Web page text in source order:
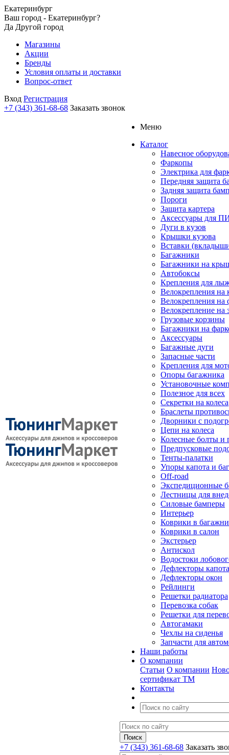
Екатеринбург
Ваш город - Екатеринбург?
Да Другой город
Магазины
Акции
Бренды
Условия оплаты и доставки
Вопрос-ответ
Вход Регистрация
+7 (343) 361-68-68 Заказать звонок
Меню
Каталог
Навесное
Фаркопы
Электрика для
Передняя защита
Задняя защита
Пороги
Защита картера
Аксессуары для
Дуги в кузов
Крышки кузова
Вставки
Багажники
Багажники на
Автобоксы
Крепления для
Велокрепления
Велокрепления на
Велокрепление на
Грузовые корзины
Багажники на
Аксессуары
Багажные дуги
Запасные части
Крепления для
Опоры багажника
Установочные
Полезное для всех
Секретки на колеса
Браслеты
Дворники с
Цепи на колеса
Колесные болты и
Предпусковые
Тенты-палатки
Упоры капота и
Off-road
Экспедиционные
Лестницы для
Силовые бамперы
Интерьер
Коврики в
Коврики в салон
Экстерьер
Антискол
Водостоки
Дефлекторы капота
Дефлекторы окон
Рейлинги
Решетки радиатора
Перевозка собак
Решетки для
Автогамаки
Чехлы на сиденья
Запчасти для
Наши работы
О компании
Статьи О компании
сертификат ТМ
Контакты
+7 (343) 361-68-68 Заказать